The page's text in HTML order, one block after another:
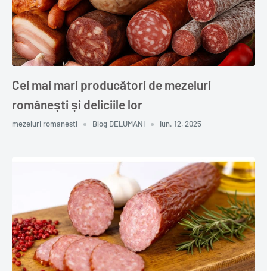
Cei mai mari producători de mezeluri
românești și deliciile lor
mezeluri romanesti Blog DELUMANI iun. 12, 2025